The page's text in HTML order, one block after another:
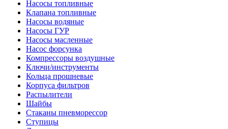
Насосы топливные
Клапана топливные
Насосы водяные
Насосы ГУР
Насосы масленные
Насос форсунка
Компрессоры воздушные
Ключи/инструменты
Кольца прошневые
Корпуса фильтров
Распылители
Шайбы
Стаканы пневморессор
Ступицы